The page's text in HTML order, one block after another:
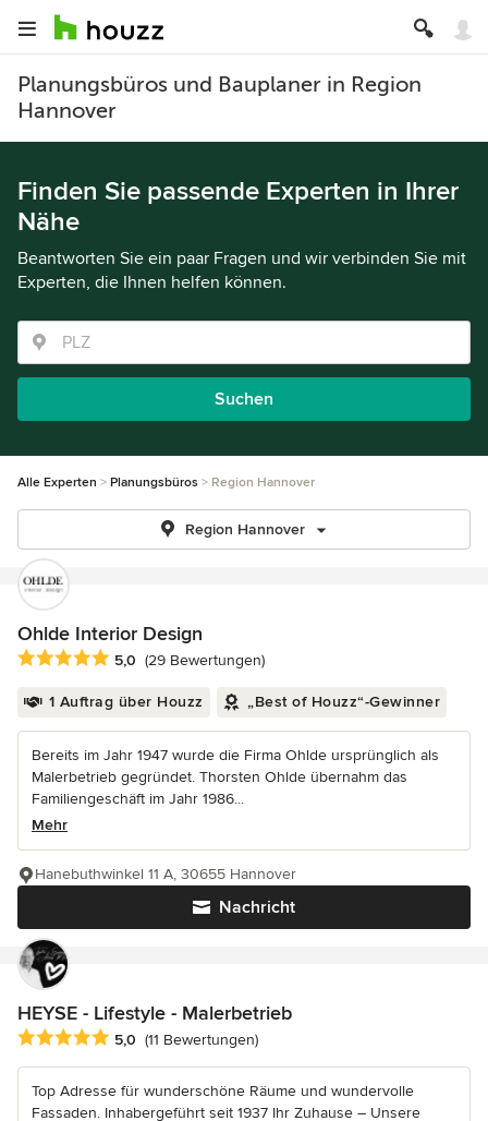
Planungsbüros und Bauplaner in Region
Hannover
Finden Sie passende Experten in Ihrer
Nähe
Beantworten Sie ein paar Fragen und wir verbinden Sie mit
Experten, die Ihnen helfen können.
Suchen
Alle Experten Planungsbüros Region Hannover
Region Hannover
Ohlde Interior Design
Durchschnittliche Bewertung: 5 von 5 Sternen
5,0 (29 Bewertungen)
1 Auftrag über Houzz „Best of Houzz“-Gewinner
Bereits im Jahr 1947 wurde die Firma Ohlde ursprünglich als
Malerbetrieb gegründet. Thorsten Ohlde übernahm das
Familiengeschäft im Jahr 1986...
Mehr
Nachricht
Hanebuthwinkel 11 A, 30655 Hannover
HEYSE - Lifestyle - Malerbetrieb
Durchschnittliche Bewertung: 5 von 5 Sternen
5,0 (11 Bewertungen)
Top Adresse für wunderschöne Räume und wundervolle
Fassaden. Inhabergeführt seit 1937 Ihr Zuhause – Unsere